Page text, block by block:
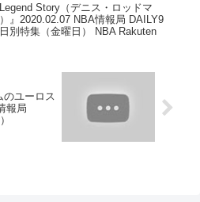
Legend Story（デニス・ロッドマ
』2020.02.07 NBA情報局 DAILY9
別特集（金曜日） NBA Rakuten
のユーロス
報局